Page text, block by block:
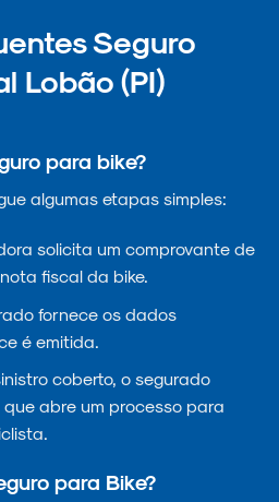
Seguro
Lobão (PI)
para bike?
algumas etapas simples:
solicita um comprovante de
fiscal da bike.
fornece os dados
é emitida.
coberto, o segurado
abre um processo para
para Bike?